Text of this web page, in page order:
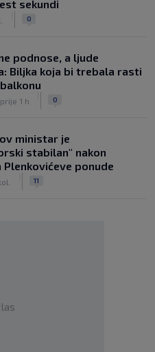
sekundi
0
podnose, a ljude
Biljka koja bi trebala rasti
prije 1 h 0
ministar je
stabilan" nakon
Plenkovićeve ponude
11